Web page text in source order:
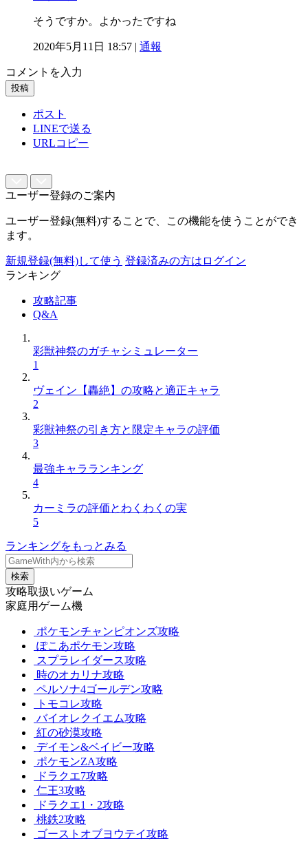
そうですか。よかったですね
2020年5月11日 18:57 | 通報
コメントを入力
投稿
ポスト
LINEで送る
URLコピー
ユーザー登録のご案内
ユーザー登録(無料)することで、この機能を使うことができ
ます。
新規登録(無料)して使う 登録済みの方はログイン
ランキング
攻略記事
Q&A
彩獣神祭のガチャシミュレーター
1
ヴェイン【轟絶】の攻略と適正キャラ
2
彩獣神祭の引き方と限定キャラの評価
3
最強キャラランキング
4
カーミラの評価とわくわくの実
5
ランキングをもっとみる
検索
攻略取扱いゲーム
家庭用ゲーム機
ポケモンチャンピオンズ攻略
ぽこあポケモン攻略
スプラレイダース攻略
時のオカリナ攻略
ペルソナ4ゴールデン攻略
トモコレ攻略
バイオレクイエム攻略
紅の砂漠攻略
デイモン&ベイビー攻略
ポケモンZA攻略
ドラクエ7攻略
仁王3攻略
ドラクエ1・2攻略
桃鉄2攻略
ゴーストオブヨウテイ攻略